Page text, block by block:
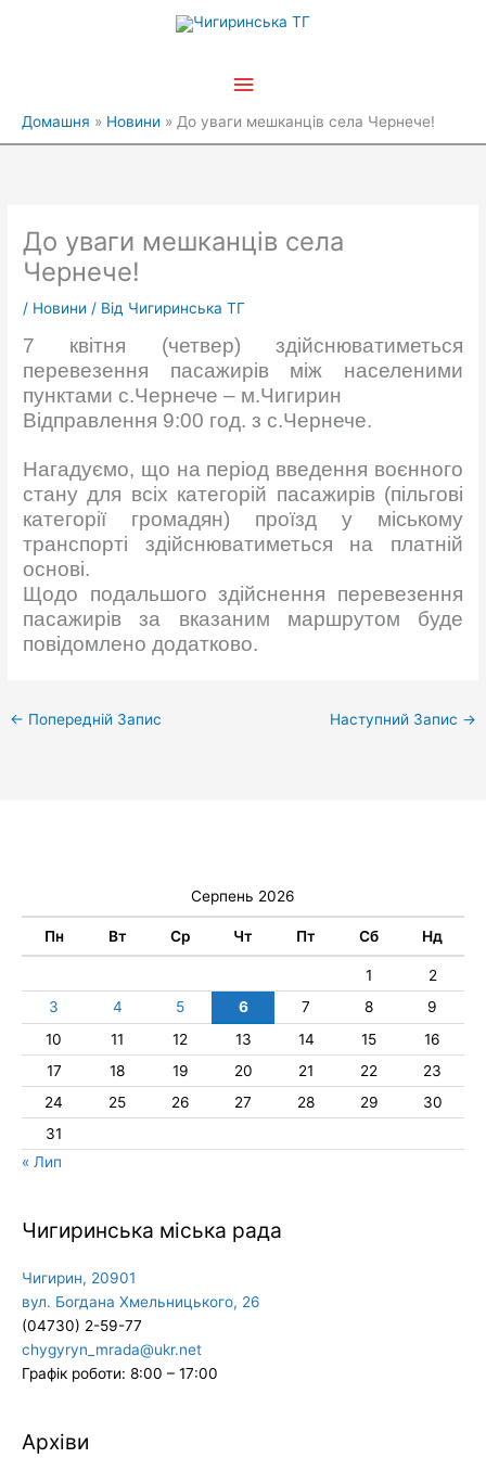
Головне
Домашня Новини До уваги мешканців села Чернече!
До уваги мешканців села
Чернече!
/ Новини / Від Чигиринська ТГ
7 квітня (четвер) здійснюватиметься
перевезення пасажирів між населеними
пунктами с.Чернече – м.Чигирин
Відправлення 9:00 год. з с.Чернече.
Нагадуємо, що на період введення воєнного
стану для всіх категорій пасажирів (пільгові
категорії громадян) проїзд у міському
транспорті здійснюватиметься на платній
основі.
Щодо подальшого здійснення перевезення
пасажирів за вказаним маршрутом буде
повідомлено додатково.
← Попередній Запис Наступний Запис →
Серпень 2026
Пн Вт Ср Чт Пт Сб Нд
1
2
3
4 5 6 7 8
9
10
11 12 13 14 15
16
17
18 19 20 21 22
23
24
25 26 27 28 29
30
31
« Лип
Чигиринська міська рада
Чигирин, 20901
вул. Богдана Хмельницького, 26
(04730) 2-59-77
chygyryn_mrada@ukr.net
Графік роботи: 8:00 – 17:00
Архіви
Архіви